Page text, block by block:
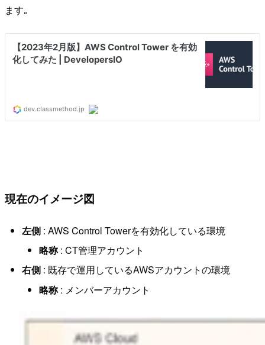
ます｡
現在のイメージ図
左側: AWS Control Towerを有効化している環境
略称: CT管理アカウント
右側: 既存で運用しているAWSアカウントの環境
略称: メンバーアカウント